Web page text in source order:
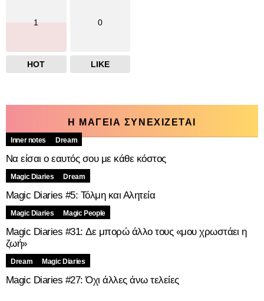
1
HOT
0
LIKE
Η ΜΑΓΕΙΑ ΣΥΝΕΧΙΖΕΤΑΙ
Inner notes Dream
Να είσαι ο εαυτός σου με κάθε κόστος
Magic Diaries Dream
Magic Diaries #5: Τόλμη και Αλητεία
Magic Diaries Magic People
Magic Diaries #31: Δε μπορώ άλλο τους «μου χρωστάει η
ζωή»
Dream Magic Diaries
Magic Diaries #27: Όχι άλλες άνω τελείες